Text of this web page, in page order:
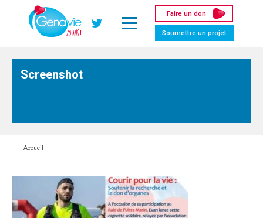
Twitter
Faire un don
Soumettre un projet
Screenshot
Accueil
Panneau de gestion des cookies